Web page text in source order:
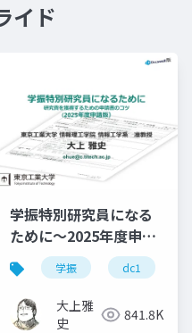
イド
ベイズ 特異学習理論
学振特別研究員になる
ために～2025年度申請
版
学振 dc1
大上雅
史
841.8K